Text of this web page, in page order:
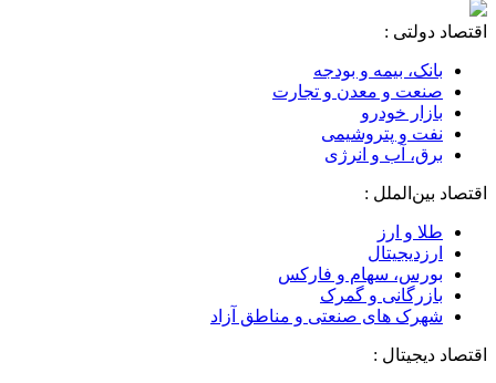
اقتصاد دولتی :
بانک، بیمه و بودجه
صنعت و معدن و تجارت
بازار خودرو
نفت و پتروشیمی
برق، آب و انرژی
اقتصاد بین‌الملل :
طلا و ارز
ارزدیجیتال
بورس، سهام و فارکس
بازرگانی و گمرک
شهرک های صنعتی و مناطق آزاد
اقتصاد دیجیتال :